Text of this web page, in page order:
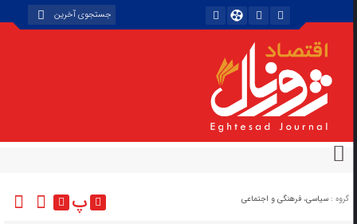
گروه : سیاسی، فرهنگی و اجتماعی پ